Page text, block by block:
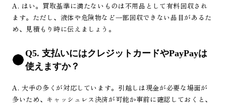
A. はい。買取基準に満たないものは不用品として有料回収され
ます。ただし、液体や危険物など一部回収できない品目があるた
め、見積もり時に伝えましょう。
Q5. 支払いにはクレジットカードやPayPayは
使えますか？
A. 大手の多くが対応しています。引越しは現金が必要な場面が
多いため、キャッシュレス決済が可能か事前に確認しておくと、